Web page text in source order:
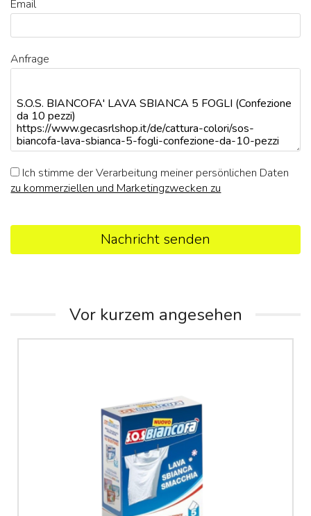
Email
Anfrage
Ich stimme der Verarbeitung meiner persönlichen Daten
zu kommerziellen und Marketingzwecken zu
Nachricht senden
Vor kurzem angesehen